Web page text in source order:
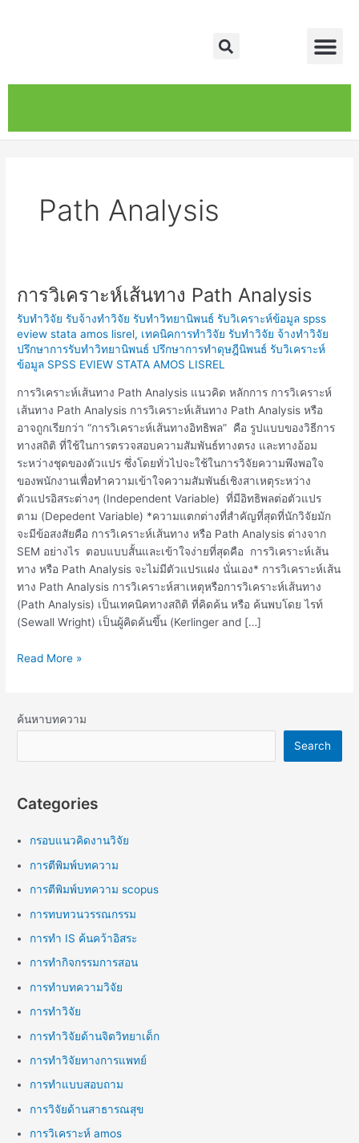
Search
Path Analysis
การวิเคราะห์เส้นทาง Path Analysis
รับทำวิจัย รับจ้างทำวิจัย รับทำวิทยานิพนธ์ รับวิเคราะห์ข้อมูล spss
eview stata amos lisrel, เทคนิคการทำวิจัย รับทำวิจัย จ้างทำวิจัย
ปรึกษาการรับทำวิทยานิพนธ์ ปรึกษาการทำดุษฎีนิพนธ์ รับวิเคราะห์
ข้อมูล SPSS EVIEW STATA AMOS LISREL
การวิเคราะห์เส้นทาง Path Analysis แนวคิด หลักการ การวิเคราะห์
เส้นทาง Path Analysis การวิเคราะห์เส้นทาง Path Analysis หรือ
อาจถูกเรียกว่า “การวิเคราะห์เส้นทางอิทธิพล” คือ รูปแบบของวิธีการ
ทางสถิติ ที่ใช้ในการตรวจสอบความสัมพันธ์ทางตรง และทางอ้อม
ระหว่างชุดของตัวแปร ซึ่งโดยทั่วไปจะใช้ในการวิจัยความพึงพอใจ
ของพนักงานเพื่อทำความเข้าใจความสัมพันธ์เชิงสาเหตุระหว่าง
ตัวแปรอิสระต่างๆ (Independent Variable) ที่มีอิทธิพลต่อตัวแปร
ตาม (Depedent Variable) *ความแตกต่างที่สำคัญที่สุดที่นักวิจัยมัก
จะมีข้อสงสัยคือ การวิเคราะห์เส้นทาง หรือ Path Analysis ต่างจาก
SEM อย่างไร ตอบแบบสั้นและเข้าใจง่ายที่สุดคือ การวิเคราะห์เส้น
ทาง หรือ Path Analysis จะไม่มีตัวแปรแฝง นั่นเอง* การวิเคราะห์เส้น
ทาง Path Analysis การวิเคราะห์สาเหตุหรือการวิเคราะห์เส้นทาง
(Path Analysis) เป็นเทคนิคทางสถิติ ที่คิดค้น หรือ ค้นพบโดย ไรท์
(Sewall Wright) เป็นผู้คิดค้นขึ้น (Kerlinger and […]
การ
เส้น
ทาง
Path
Read More »
ค้นหาบทความ
Search
Categories
กรอบแนวคิดงานวิจัย
การตีพิมพ์บทความ
การตีพิมพ์บทความ scopus
การทบทวนวรรณกรรม
การทำ IS ค้นคว้าอิสระ
การทำกิจกรรมการสอน
การทำบทความวิจัย
การทำวิจัย
การทำวิจัยด้านจิตวิทยาเด็ก
การทำวิจัยทางการแพทย์
การทำแบบสอบถาม
การวิจัยด้านสาธารณสุข
การวิเคราะห์ amos